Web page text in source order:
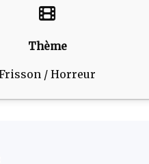
Thème
/ Horreur